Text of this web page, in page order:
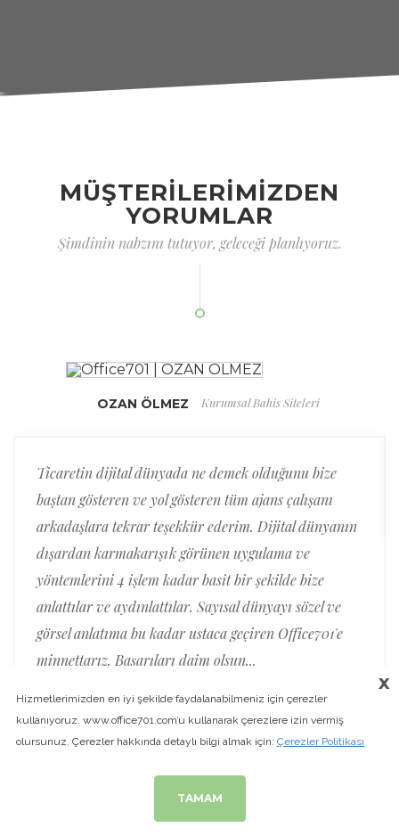
MÜŞTERİLERİMİZDEN
YORUMLAR
Şimdinin nabzını tutuyor, geleceği planlıyoruz.
OZAN ÖLMEZ Kurumsal Bahis Siteleri
Ticaretin dijital dünyada ne demek olduğunu bize
baştan gösteren ve yol gösteren tüm ajans çalışanı
arkadaşlara tekrar teşekkür ederim. Dijital dünyanın
dışardan karmakarışık görünen uygulama ve
yöntemlerini 4 işlem kadar basit bir şekilde bize
anlattılar ve aydınlattılar. Sayısal dünyayı sözel ve
görsel anlatıma bu kadar ustaca geçiren Office701'e
minnettarız. Başarıları daim olsun...
x
Hizmetlerimizden en iyi şekilde faydalanabilmeniz için çerezler
kullanıyoruz. www.office701.com’u kullanarak çerezlere izin vermiş
olursunuz. Çerezler hakkında detaylı bilgi almak için: Çerezler Politikası
TAMAM